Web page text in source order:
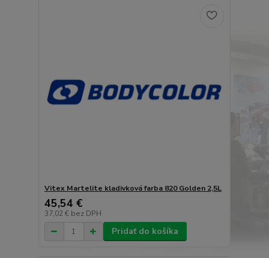
Vitex Martelite kladivková farba 820 Golden 2,5L
45,54 €
37,02 € bez DPH
Pridať do košíka